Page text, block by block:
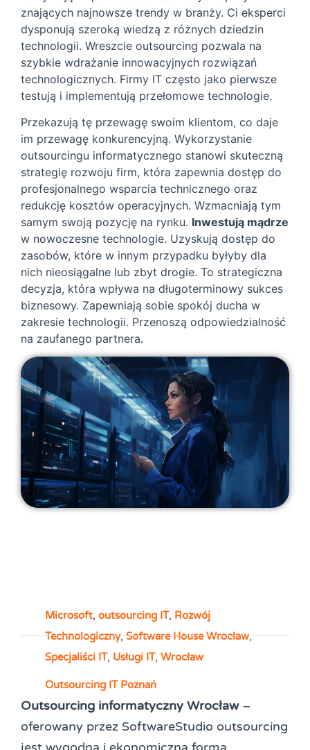
znających najnowsze trendy w branży. Ci eksperci
dysponują szeroką wiedzą z różnych dziedzin
technologii. Wreszcie outsourcing pozwala na
szybkie wdrażanie innowacyjnych rozwiązań
technologicznych. Firmy IT często jako pierwsze
testują i implementują przełomowe technologie.
Przekazują tę przewagę swoim klientom, co daje
im przewagę konkurencyjną. Wykorzystanie
outsourcingu informatycznego stanowi skuteczną
strategię rozwoju firm, która zapewnia dostęp do
profesjonalnego wsparcia technicznego oraz
redukcję kosztów operacyjnych. Wzmacniają tym
samym swoją pozycję na rynku. Inwestują mądrze
w nowoczesne technologie. Uzyskują dostęp do
zasobów, które w innym przypadku byłyby dla
nich nieosiągalne lub zbyt drogie. To strategiczna
decyzja, która wpływa na długoterminowy sukces
biznesowy. Zapewniają sobie spokój ducha w
zakresie technologii. Przenoszą odpowiedzialność
na zaufanego partnera.
Microsoft, outsourcing IT, Rozwój
Technologiczny,Software House Wrocław,
Specjaliści IT, Usługi IT, Wrocław
Outsourcing IT Poznań
Outsourcing informatyczny Wrocław–
oferowany przez SoftwareStudio outsourcing